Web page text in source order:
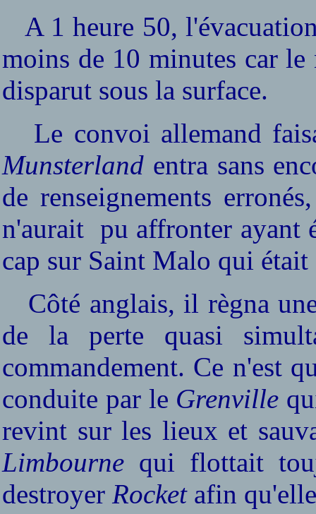
A 1 heure 50,
moins de 10 minutes car
disparut sous la surface.
Le convoi allemand
Munsterland entra sans
de renseignements
n'aurait pu affronter ayant
cap sur Saint Malo qui était
Côté anglais, il règna
de la perte quasi
commandement. Ce n'est
conduite par le Grenville
revint sur les lieux et
Limbourne qui flottait
destroyer Rocketafin qu'elle